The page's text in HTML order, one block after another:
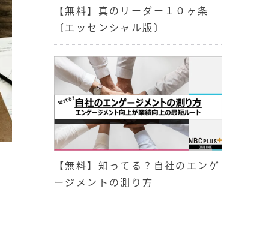
【無料】真のリーダー１０ヶ条
〔エッセンシャル版〕
【無料】知ってる？自社のエンゲ
ージメントの測り方